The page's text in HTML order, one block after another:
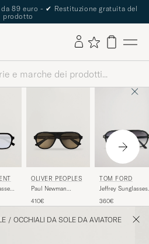
89 euro - ✔ Restituzione gratuita del
prodotto
OLIVER PEOPLES
Paul Newman
410€
TOM FORD
Jeffrey Sunglasses
Black/Gradient
360€
/ OCCHIALI DA SOLE DA AVIATORE